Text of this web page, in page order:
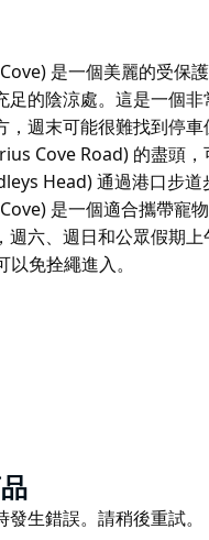
是一個美麗的受保
足的陰涼處。這是一個
，週末可能很難找到停車
Cove Road) 的盡頭
Head) 通過港口步道
是一個適合攜帶寵
週六、週日和公眾假期上
免拴繩進入。
的陰涼處。這是一個非
週末可能很難找到停車
路 (Sirius Cove Road) 的
是一個適合攜帶寵物
六、週日和公眾假期上
以免拴繩進入。
生錯誤。請稍後重試。